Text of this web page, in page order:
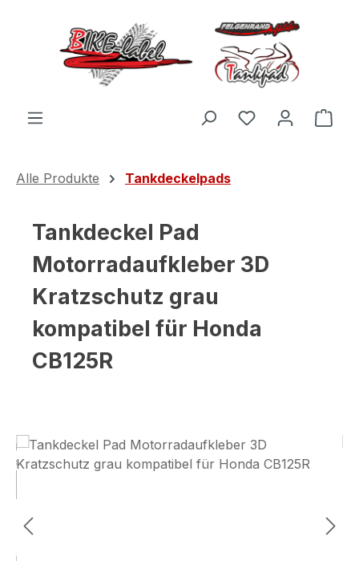
Zum Hauptinhalt springen
Du hast 0
Alle Produkte Tankdeckelpads
Tankdeckel Pad
Motorradaufkleber 3D
Kratzschutz grau
kompatibel für Honda
CB125R
Bildergalerie überspringen